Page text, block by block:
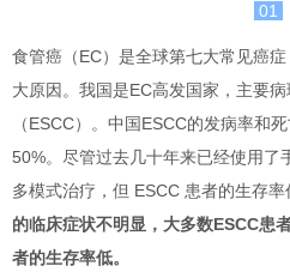
01
食管癌（EC）是全球第七大常见癌
大原因。我国是EC高发国家，主要
（ESCC）。中国ESCC的发病率和
50%。尽管过去几十年来已经使用了
多模式治疗，但 ESCC 患者的生存率
的临床症状不明显，大多数ESCC患
者的生存率低。